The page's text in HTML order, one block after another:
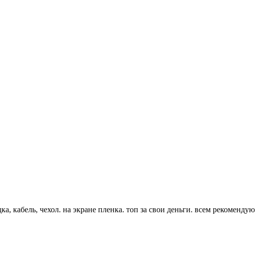
кабель, чехол. на экране пленка. топ за свои деньги. всем рекомендую